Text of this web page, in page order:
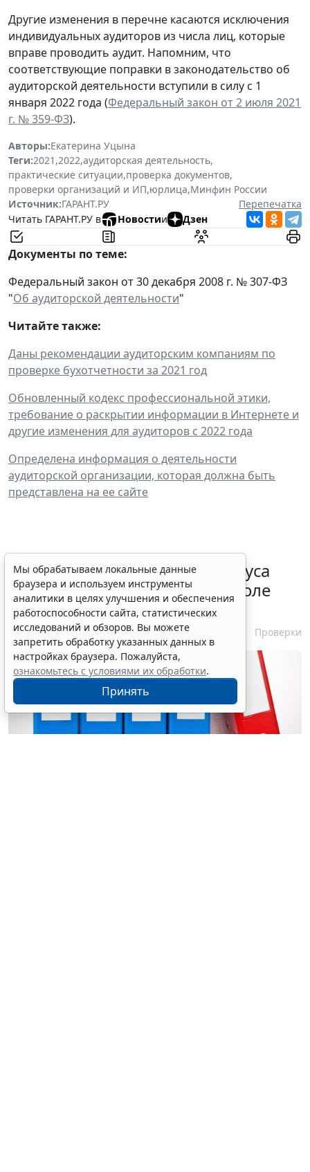
Другие изменения в перечне касаются исключения
индивидуальных аудиторов из числа лиц, которые
вправе проводить аудит. Напомним, что
соответствующие поправки в законодательство об
аудиторской деятельности вступили в силу с 1
января 2022 года (Федеральный закон от 2 июля 2021
г. № 359-ФЗ).
Авторы:Екатерина Уцына
Теги:2021 ,2022,аудиторская деятельность,
практические ситуации,проверка документов,
проверки организаций и ИП,юрлица,Минфин России
Источник:ГАРАНТ.РУ
Перепечатка
Читать ГАРАНТ.РУ в
Новостии Дзен
Документы по теме:
Федеральный закон от 30 декабря 2008 г. № 307-ФЗ
"Об аудиторской деятельности"
Читайте также:
Даны рекомендации аудиторским компаниям по
проверке бухотчетности за 2021 год
Обновленный кодекс профессиональной этики,
требование о раскрытии информации в Интернете и
другие изменения для аудиторов с 2022 года
Определена информация о деятельности
аудиторской организации, которая должна быть
представлена на ее сайте
Порядок подтверждения статуса
эксперта в законе о госконтроле
скорректировали
7 августа 2026 15:57 Проверки
Мы обрабатываем локальные данные
браузера и используем инструменты
аналитики в целях улучшения и обеспечения
работоспособности сайта, статистических
исследований и обзоров. Вы можете
запретить обработку указанных данных в
настройках браузера. Пожалуйста,
ознакомьтесь с условиями их обработки.
Принять